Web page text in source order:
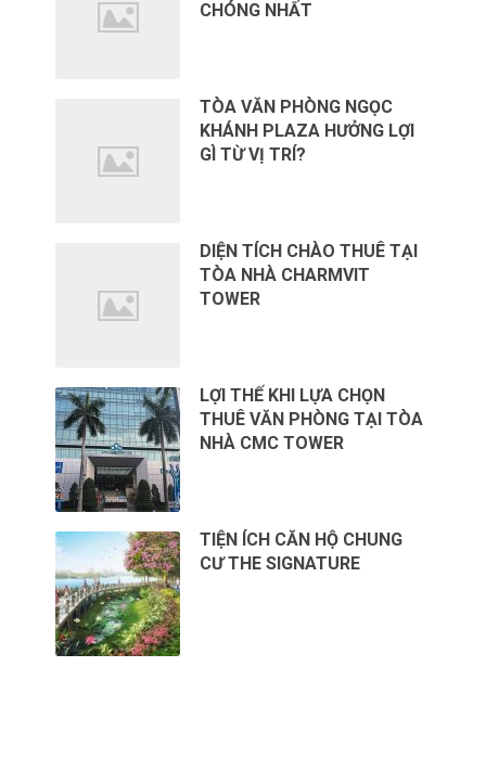
CHÓNG NHẤT
TÒA VĂN PHÒNG NGỌC
KHÁNH PLAZA HƯỞNG LỢI
GÌ TỪ VỊ TRÍ?
DIỆN TÍCH CHÀO THUÊ TẠI
TÒA NHÀ CHARMVIT
TOWER
LỢI THẾ KHI LỰA CHỌN
THUÊ VĂN PHÒNG TẠI TÒA
NHÀ CMC TOWER
TIỆN ÍCH CĂN HỘ CHUNG
CƯ THE SIGNATURE